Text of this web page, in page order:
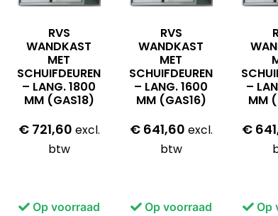
RVS
WANDKAST
MET
SCHUIFDEUREN
– LANG. 1800
MM (GAS18)
€721,60 excl.
btw
Op voorraad
RVS
WANDKAST
MET
SCHUIFDEUREN
– LANG. 1600
MM (GAS16)
€641,60 excl.
btw
Op voorraad
–
MM
€
Op